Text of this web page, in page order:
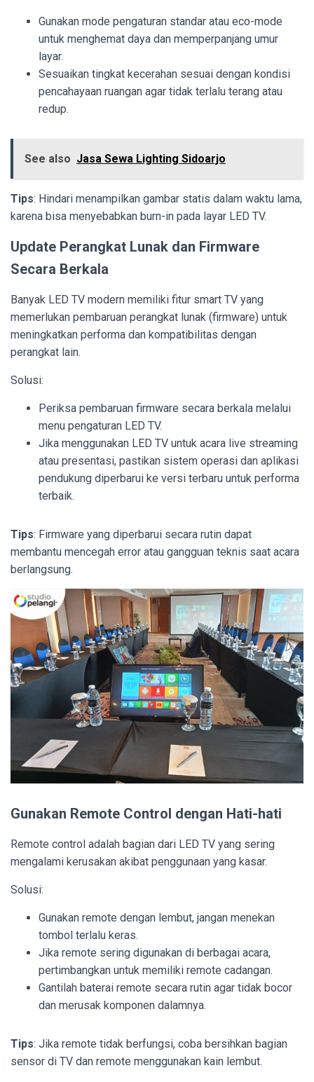
Gunakan mode pengaturan standar atau eco-mode
untuk menghemat daya dan memperpanjang umur
layar.
Sesuaikan tingkat kecerahan sesuai dengan kondisi
pencahayaan ruangan agar tidak terlalu terang atau
redup.
See also Jasa Sewa Lighting Sidoarjo
Tips: Hindari menampilkan gambar statis dalam waktu lama,
karena bisa menyebabkan burn-in pada layar LED TV.
Update Perangkat Lunak dan Firmware
Secara Berkala
Banyak LED TV modern memiliki fitur smart TV yang
memerlukan pembaruan perangkat lunak (firmware) untuk
meningkatkan performa dan kompatibilitas dengan
perangkat lain.
Solusi:
Periksa pembaruan firmware secara berkala melalui
menu pengaturan LED TV.
Jika menggunakan LED TV untuk acara live streaming
atau presentasi, pastikan sistem operasi dan aplikasi
pendukung diperbarui ke versi terbaru untuk performa
terbaik.
Tips: Firmware yang diperbarui secara rutin dapat
membantu mencegah error atau gangguan teknis saat acara
berlangsung.
Gunakan Remote Control dengan Hati-hati
Remote control adalah bagian dari LED TV yang sering
mengalami kerusakan akibat penggunaan yang kasar.
Solusi:
Gunakan remote dengan lembut, jangan menekan
tombol terlalu keras.
Jika remote sering digunakan di berbagai acara,
pertimbangkan untuk memiliki remote cadangan.
Gantilah baterai remote secara rutin agar tidak bocor
dan merusak komponen dalamnya.
Tips: Jika remote tidak berfungsi, coba bersihkan bagian
sensor di TV dan remote menggunakan kain lembut.